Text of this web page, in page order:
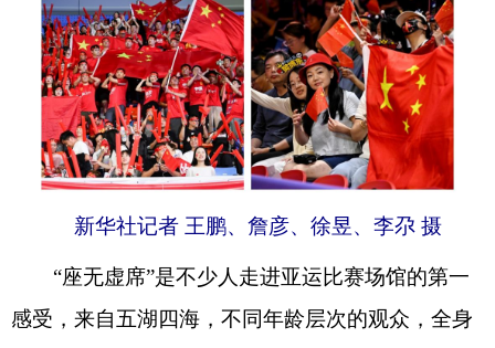
新华社记者 王鹏、詹彦、徐昱、李尕 摄
“座无虚席”是不少人走进亚运比赛场馆的第一
感受，来自五湖四海，不同年龄层次的观众，全身